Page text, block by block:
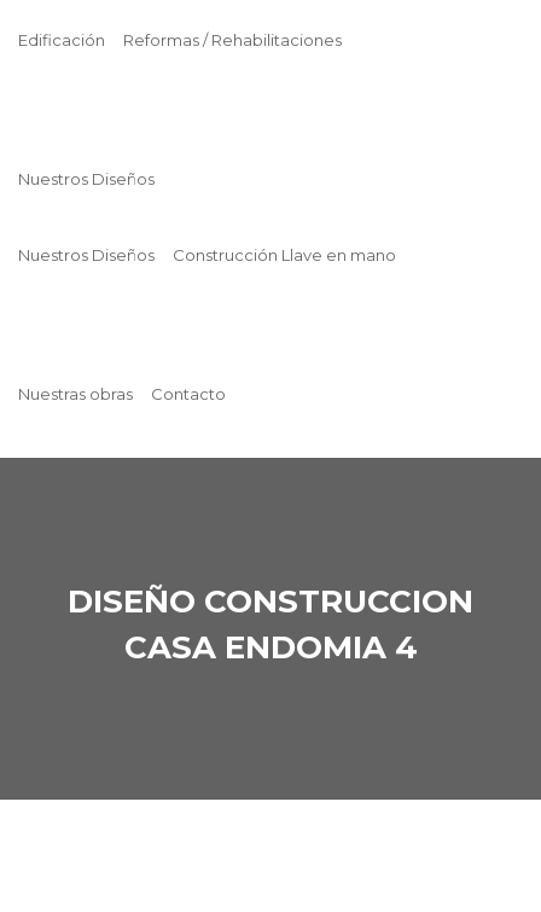
Edificación Reformas / Rehabilitaciones
Nuestros Diseños
Nuestros Diseños Construcción Llave en mano
Nuestras obras Contacto
DISEÑO CONSTRUCCION
CASA ENDOMIA 4